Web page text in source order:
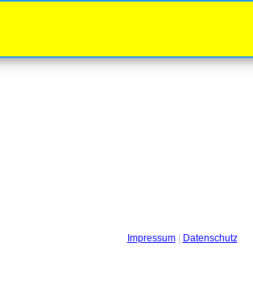
Impressum| Datenschutz